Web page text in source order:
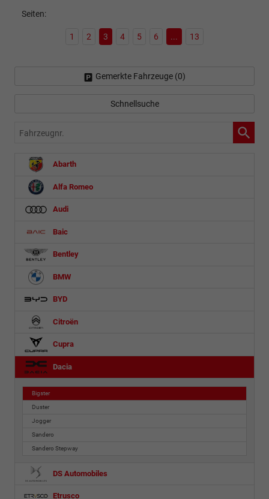
Seiten:
1 2 3 4 5 6 ... 13
Gemerkte Fahrzeuge (0)
Schnellsuche
Fahrzeugnr.
Abarth
Alfa Romeo
Audi
Baic
Bentley
BMW
BYD
Citroën
Cupra
Dacia
Bigster
Duster
Jogger
Sandero
Sandero Stepway
DS Automobiles
Etrusco